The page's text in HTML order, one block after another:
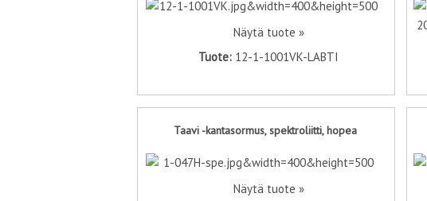
Näytä tuote »
Tuote: 12-1-1001VK-LABTI
Taavi -kantasormus, spektroliitti, hopea
Näytä tuote »